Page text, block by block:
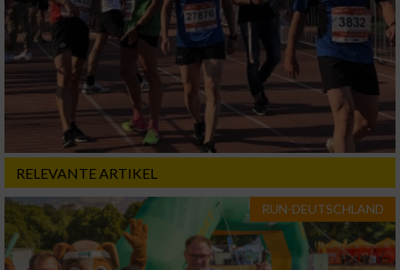
RELEVANTE ARTIKEL
RUN-DEUTSCHLAND